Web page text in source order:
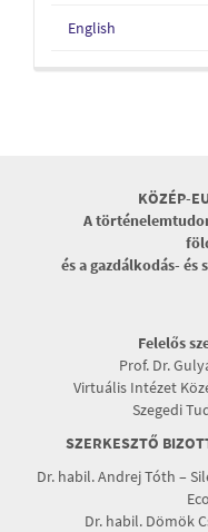
English
KÖZÉP-
A
és a gazdálkodás-
Felelős
Prof. Dr.
Virtuális Intézet
Szegedi
SZERKESZTŐ
Dr. habil. Andrej Tóth –
Dr. habil. Dömök